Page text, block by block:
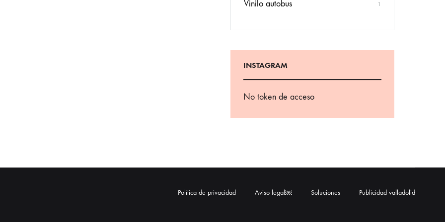
Vinilo autobus 1
INSTAGRAM
No token de acceso
Política de privacidad Aviso legal￼ Soluciones Publicidad valladolid